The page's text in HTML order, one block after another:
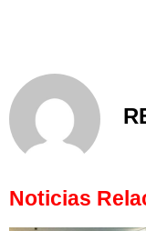
Noticias